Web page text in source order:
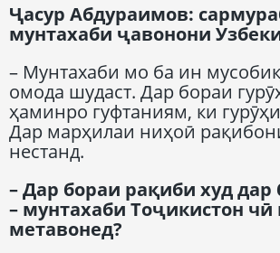
Ҷасур Абдураимов:
мунтахаби ҷавонони
– Мунтахаби мо ба ин
омода шудаст. Дар бораи
ҳаминро гуфтаниям, ки
Дар марҳилаи ниҳоӣ
нестанд.
– Дар бораи рақиби худ дар
– мунтахаби Тоҷикистон чӣ
метавонед?